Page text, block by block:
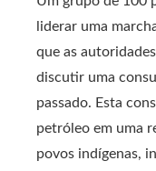
liderar uma
que as
discutir uma
passado. Esta
petróleo em uma
povos indígenas,